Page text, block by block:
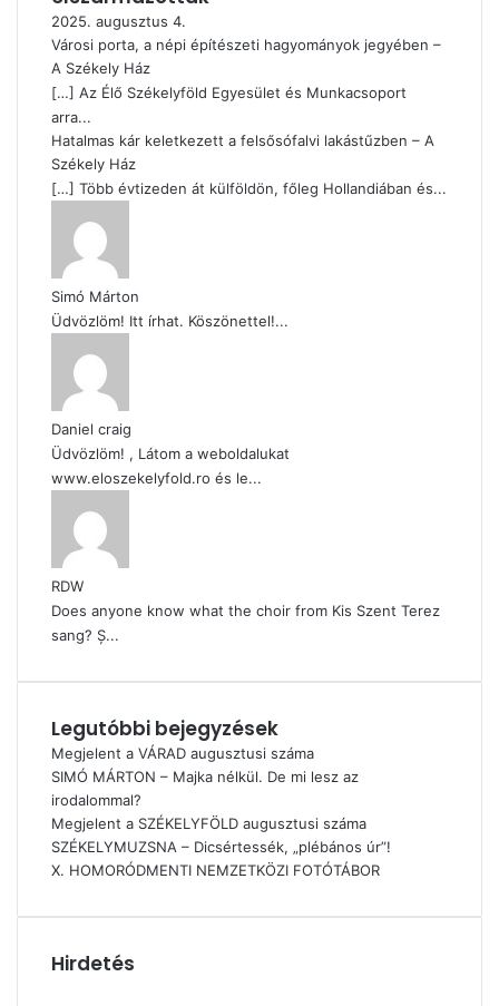
2025. augusztus 4.
Városi porta, a népi építészeti hagyományok jegyében –
A Székely Ház
[…] Az Élő Székelyföld Egyesület és Munkacsoport
arra...
Hatalmas kár keletkezett a felsősófalvi lakástűzben – A
Székely Ház
[…] Több évtizeden át külföldön, főleg Hollandiában és...
Simó Márton
Üdvözlöm! Itt írhat. Köszönettel!...
Daniel craig
Üdvözlöm! , Látom a weboldalukat
www.eloszekelyfold.ro és le...
RDW
Does anyone know what the choir from Kis Szent Terez
sang? Ș...
Legutóbbi bejegyzések
Megjelent a VÁRAD augusztusi száma
SIMÓ MÁRTON – Majka nélkül. De mi lesz az
irodalommal?
Megjelent a SZÉKELYFÖLD augusztusi száma
SZÉKELYMUZSNA – Dicsértessék, „plébános úr”!
X. HOMORÓDMENTI NEMZETKÖZI FOTÓTÁBOR
Hirdetés